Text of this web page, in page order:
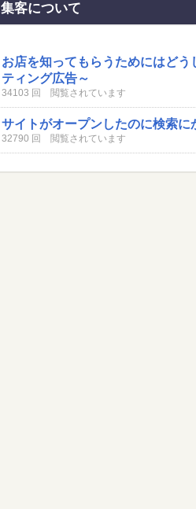
集客について
お店を知ってもらうためにはど
ティング広告～
34103 回 閲覧されています
サイトがオープンしたのに検索に
32790 回 閲覧されています